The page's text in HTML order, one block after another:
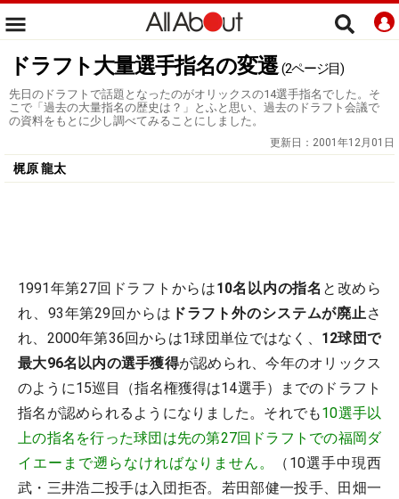
ドラフト大量選手指名の変遷 (2ページ目)
先日のドラフトで話題となったのがオリックスの14選手指名でした。そ
こで「過去の大量指名の歴史は？」とふと思い、過去のドラフト会議で
の資料をもとに少し調べてみることにしました。
更新日： 2001年12月01日
梶原 龍太
1991年第27回ドラフトからは10名以内の指名 と改めら
れ、93年第29回からは ドラフト外のシステムが廃止さ
れ、2000年第36回からは1球団単位ではなく、 12球団で
最大96名以内の選手獲得が認められ、今年のオリックス
のように15巡目（指名権獲得は14選手）までのドラフト
指名が認められるようになりました。それでも10選手以
上の指名を行った球団は先の第27回ドラフトでの福岡ダ
イエーまで遡らなければなりません。
（10選手中現西
武・三井浩二投手は入団拒否。若田部健一投手、田畑一